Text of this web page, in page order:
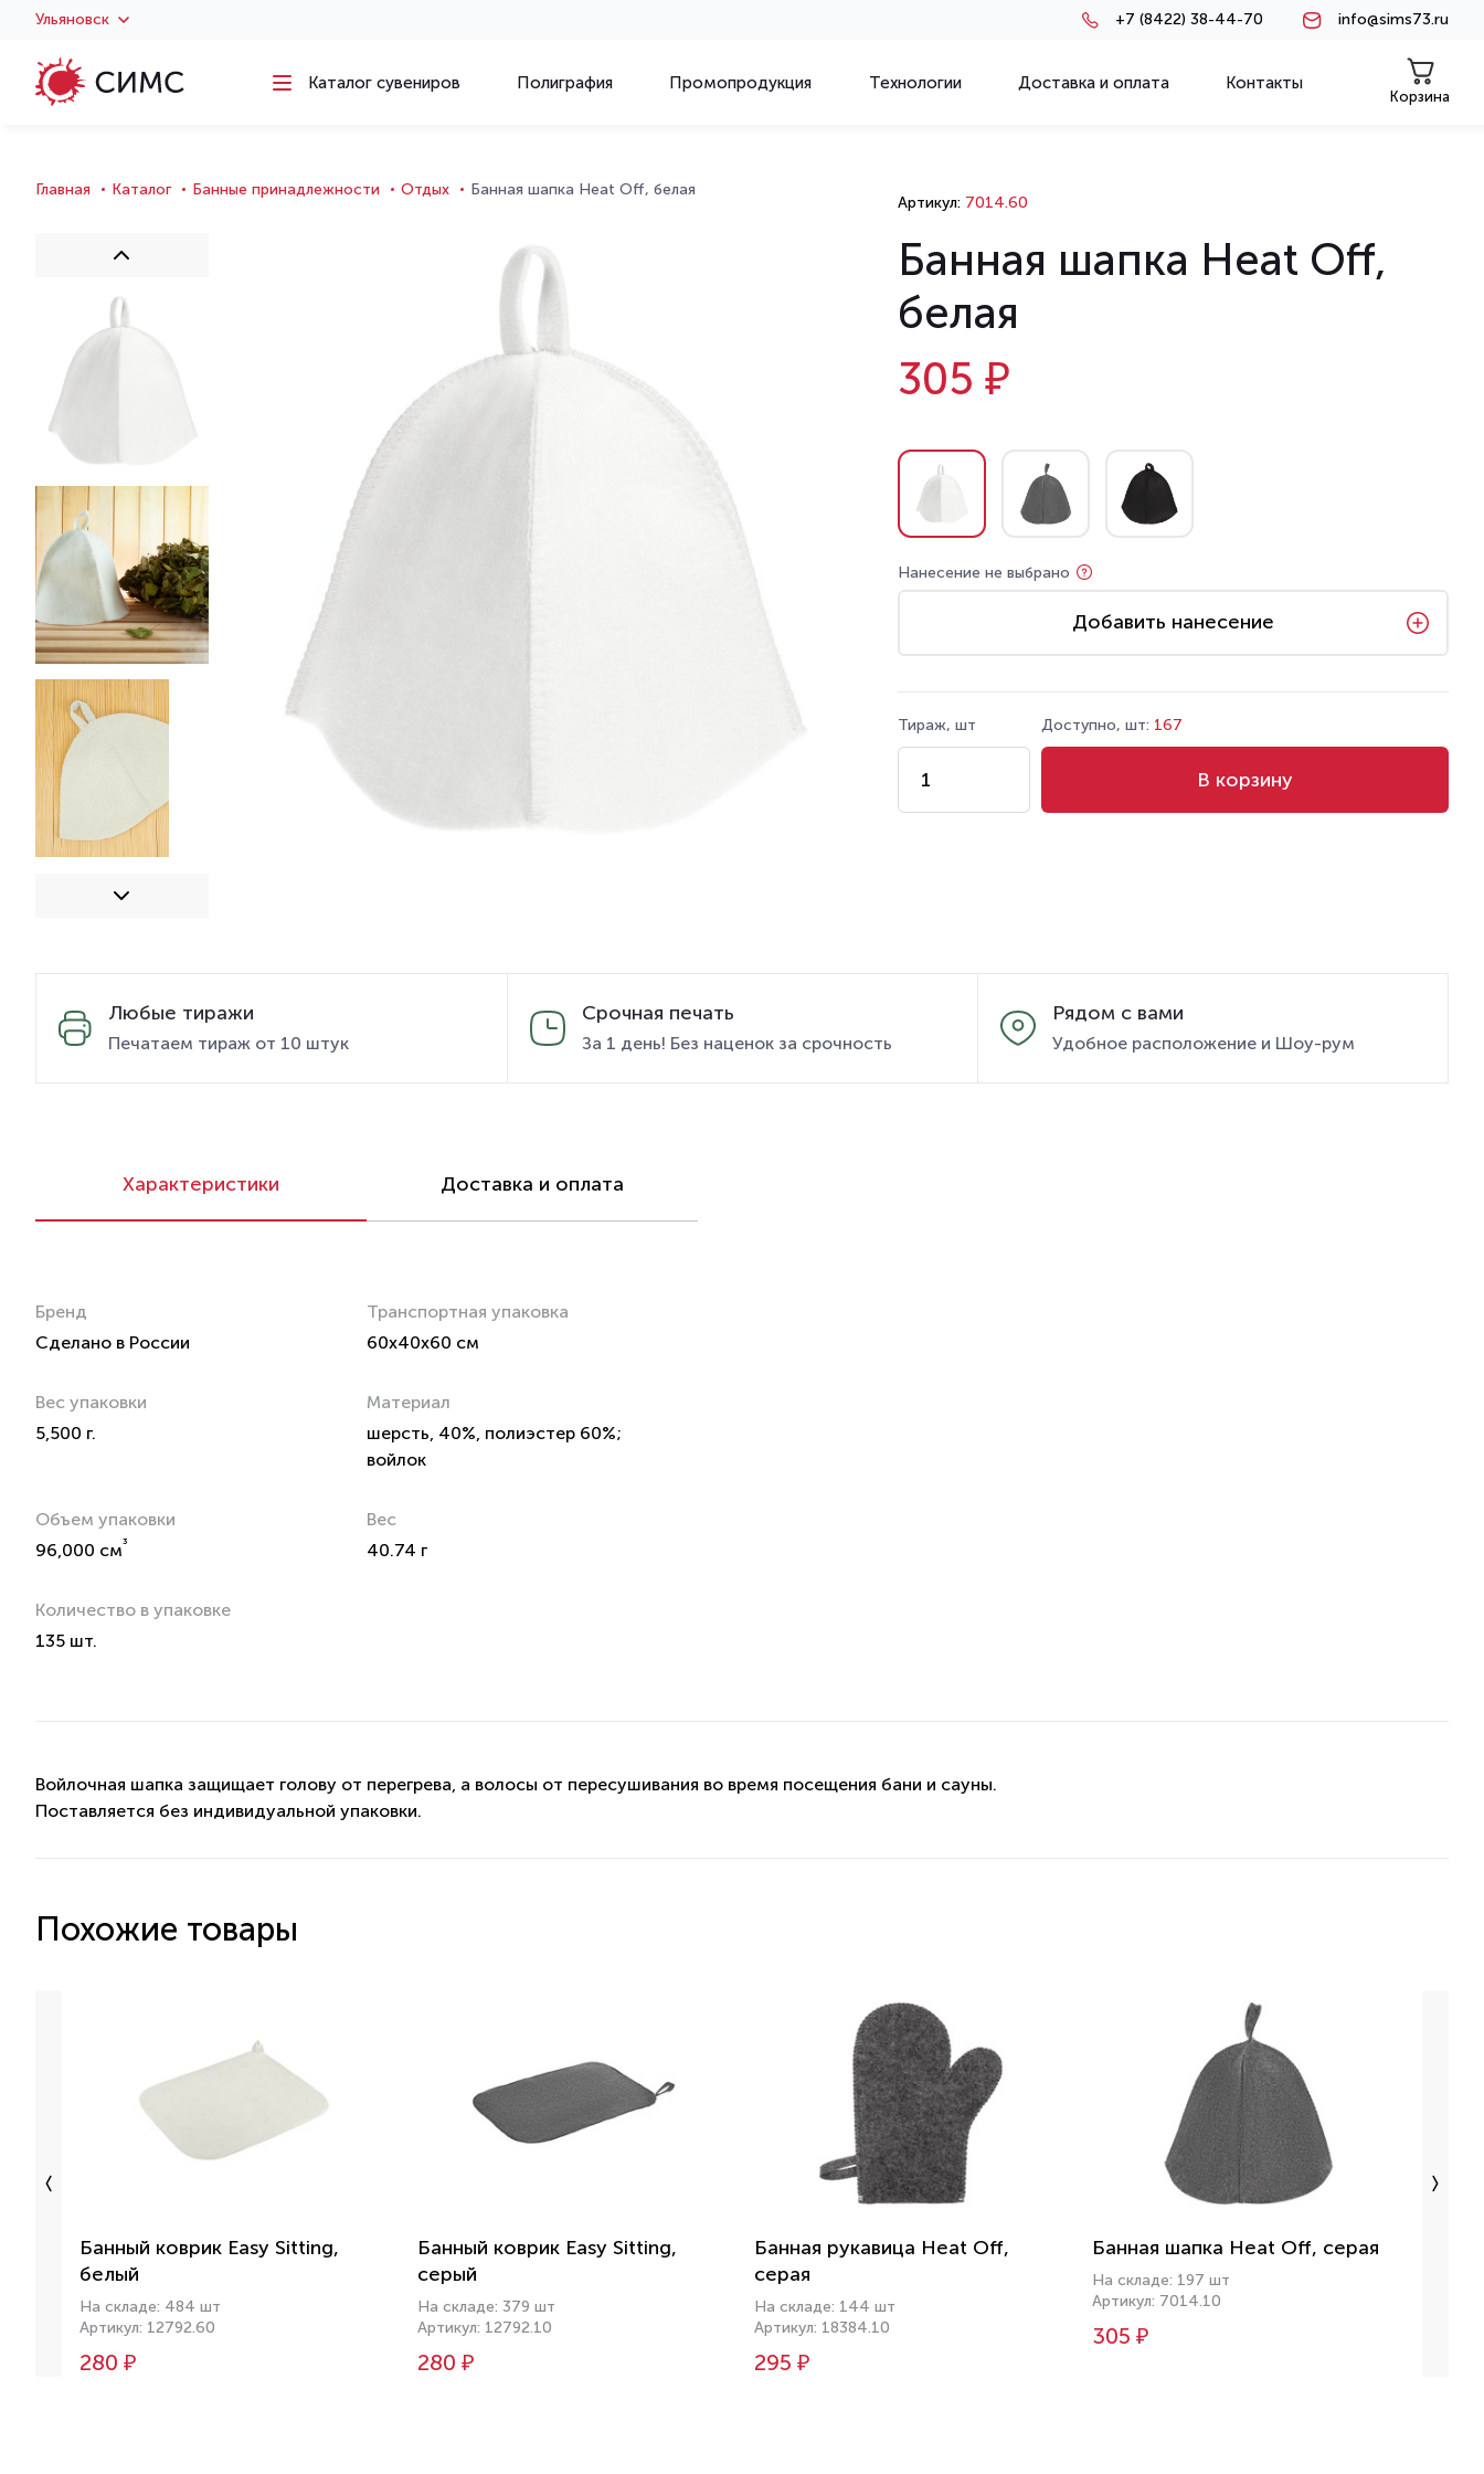
Ульяновск +7 (8422) 38-44-70 info@sims73.ru
Каталог сувениров Полиграфия Промопродукция Технологии Доставка и оплата Контакты
Корзина
Главная Каталог Банные принадлежности Отдых Банная шапка Heat Off, белая
Артикул:7014.60
Банная шапка Heat Off,
белая
305 ₽
Нанесение не выбрано
Добавить нанесение
Тираж, шт Доступно, шт: 167
В корзину
Любые тиражи
Печатаем тираж от 10 штук
Срочная печать
За 1 день! Без наценок за срочность
Рядом с вами
Удобное расположение и Шоу-рум
Характеристики Доставка и оплата
Бренд
Сделано в России
Транспортная упаковка
60x40x60 см
Вес упаковки
5,500 г.
Материал
шерсть, 40%, полиэстер 60%;
войлок
Объем упаковки
96,000 см³
Вес
40.74 г
Количество в упаковке
135 шт.
Войлочная шапка защищает голову от перегрева, а волосы от пересушивания во время посещения бани и сауны.
Поставляется без индивидуальной упаковки.
Похожие товары
Банный коврик Easy Sitting,
белый
На складе: 484 шт
Артикул: 12792.60
280 ₽
Банный коврик Easy Sitting,
серый
На складе: 379 шт
Артикул: 12792.10
280 ₽
Банная рукавица Heat Off,
серая
На складе: 144 шт
Артикул: 18384.10
295 ₽
Банная шапка Heat Off, серая
На складе: 197 шт
Артикул: 7014.10
305 ₽